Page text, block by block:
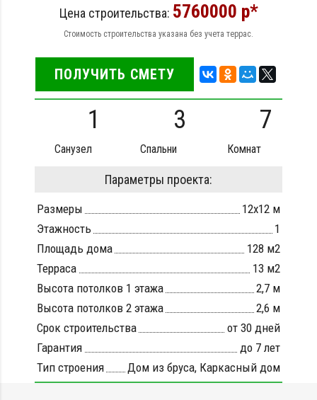
ПОЛУЧИТЬ СМЕТУ
1
Санузел
3
Спальни
7
Комнат
Параметры проекта:
Размеры
12х12 м
Этажность
1
Площадь дома
128 м2
Терраса
13 м2
Высота потолков 1 этажа
2,7 м
Высота потолков 2 этажа
2,6 м
Срок строительства
от 30 дней
Гарантия
до 7 лет
Тип строения
Дом из бруса, Каркасный дом
Цена строительства: 5760000 р*
Стоимость строительства указана без учета террас.